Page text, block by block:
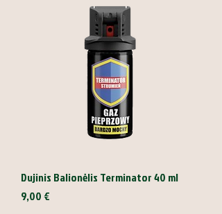
Dujinis Balionėlis Terminator 40 ml
Kaina
9,00 €